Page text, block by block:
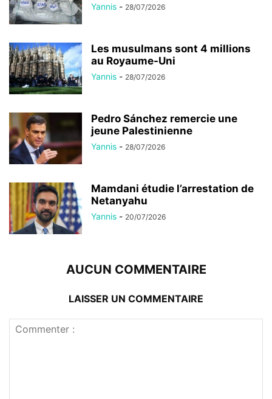
Yannis - 28/07/2026
Les musulmans sont 4 millions
au Royaume-Uni
Yannis - 28/07/2026
Pedro Sánchez remercie une
jeune Palestinienne
Yannis - 28/07/2026
Mamdani étudie l’arrestation de
Netanyahu
Yannis - 20/07/2026
AUCUN COMMENTAIRE
LAISSER UN COMMENTAIRE